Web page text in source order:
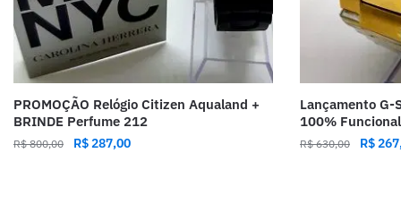
PROMOÇÃO Relógio Citizen Aqualand +
BRINDE Perfume 212
R$800,00 R$287,00
Lançamento G-
100%
R$630,00 R$